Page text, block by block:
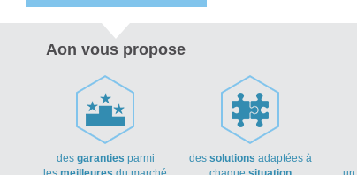
Aon vous propose
des garanties parmi
des solutions adaptées à